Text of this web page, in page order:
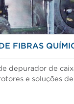
FIBRAS
depurador de
e soluções